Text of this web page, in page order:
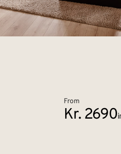
From
Kr. 2690